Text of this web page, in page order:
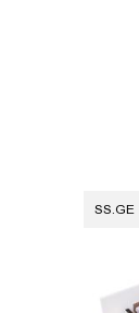
SS.GE